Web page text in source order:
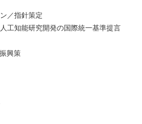
指針策定
能研究開発の国際統一基準提言
興策